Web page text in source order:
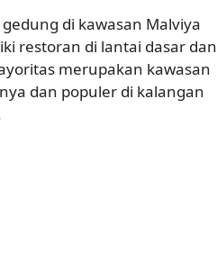
di kawasan Malviya
restoran di lantai dasar dan
merupakan kawasan
dan populer di kalangan